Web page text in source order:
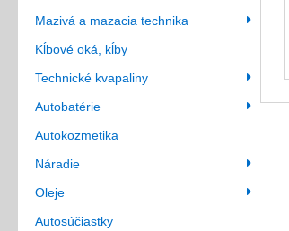
Mazivá a mazacia technika
Kĺbové oká, kĺby
Technické kvapaliny
Autobatérie
Autokozmetika
Náradie
Oleje
Autosúčiastky